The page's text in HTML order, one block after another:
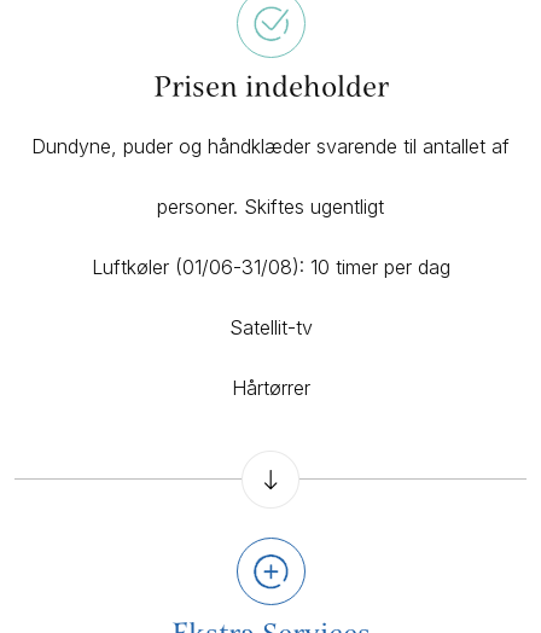
Prisen indeholder
Dundyne, puder og håndklæder svarende til antallet af
personer. Skiftes ugentligt
Luftkøler (01/06-31/08): 10 timer per dag
Satellit-tv
Hårtørrer